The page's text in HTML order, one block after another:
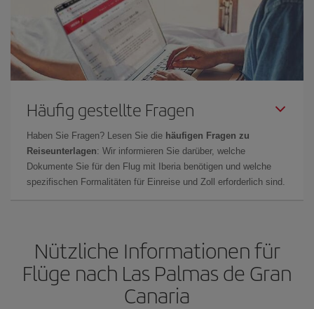
Häufig gestellte Fragen
Haben Sie Fragen? Lesen Sie die häufigen Fragen zu
Reiseunterlagen: Wir informieren Sie darüber, welche
Dokumente Sie für den Flug mit Iberia benötigen und welche
spezifischen Formalitäten für Einreise und Zoll erforderlich sind.
Nützliche Informationen für
Flüge nach Las Palmas de Gran
Canaria